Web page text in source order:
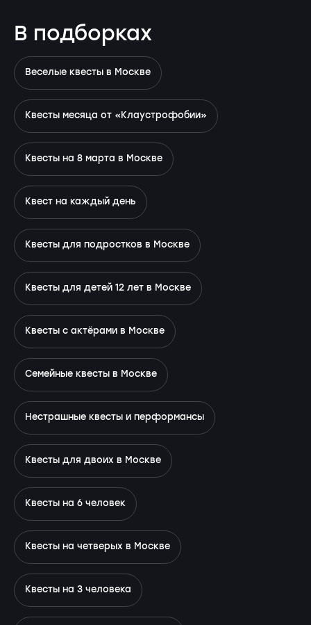
В подборках
Веселые квесты в Москве
Квесты месяца от «Клаустрофобии»
Квесты на 8 марта в Москве
Квест на каждый день
Квесты для подростков в Москве
Квесты для детей 12 лет в Москве
Квесты с актёрами в Москве
Семейные квесты в Москве
Нестрашные квесты и перформансы
Квесты для двоих в Москве
Квесты на 6 человек
Квесты на четверых в Москве
Квесты на 3 человека